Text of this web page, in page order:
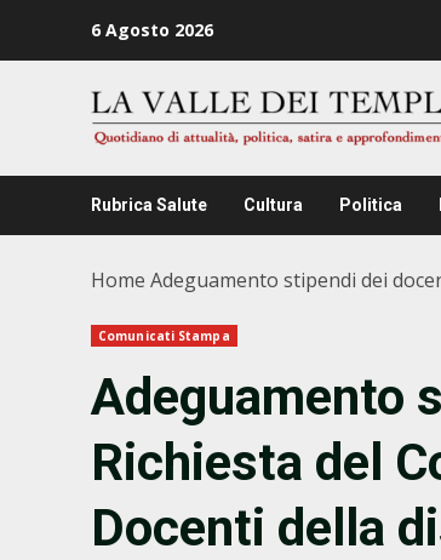
6 Agosto 2026
Rubrica Salute Cultura Politica
Home Adeguamento stipendi dei
Comunicati Stampa
Adeguamento
Richiesta del
Docenti della